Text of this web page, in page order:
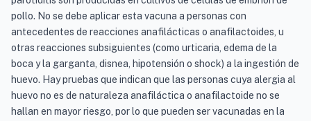
pollo. No se debe aplicar esta vacuna a personas con
antecedentes de reacciones anafilácticas o anafilactoides, u
otras reacciones subsiguientes (como urticaria, edema de la
boca y la garganta, disnea, hipotensión o shock) a la ingestión de
huevo. Hay pruebas que indican que las personas cuya alergia al
huevo no es de naturaleza anafiláctica o anafilactoide no se
hallan en mayor riesgo, por lo que pueden ser vacunadas en la